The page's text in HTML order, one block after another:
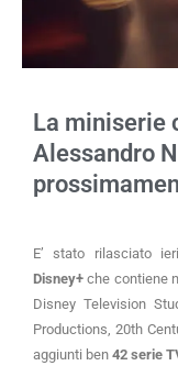
La miniserie
Alessandro
E’ stato rilasciato
Disney+ che contiene
Disney Television
Productions, 20th
aggiunti ben 42 serie